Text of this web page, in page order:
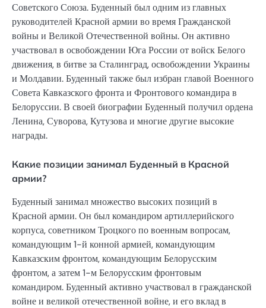
Советского Союза. Буденный был одним из главных
руководителей Красной армии во время Гражданской
войны и Великой Отечественной войны. Он активно
участвовал в освобождении Юга России от войск Белого
движения, в битве за Сталинград, освобождении Украины
и Молдавии. Буденный также был избран главой Военного
Совета Кавказского фронта и Фронтового командира в
Белоруссии. В своей биографии Буденный получил ордена
Ленина, Суворова, Кутузова и многие другие высокие
награды.
Какие позиции занимал Буденный в Красной
армии?
Буденный занимал множество высоких позиций в
Красной армии. Он был командиром артиллерийского
корпуса, советником Троцкого по военным вопросам,
командующим 1-й конной армией, командующим
Кавказским фронтом, командующим Белорусским
фронтом, а затем 1-м Белорусским фронтовым
командиром. Буденный активно участвовал в гражданской
войне и великой отечественной войне, и его вклад в